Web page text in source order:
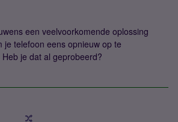
een veelvoorkomende oplossing
je telefoon eens opnieuw op te
je dat al geprobeerd?